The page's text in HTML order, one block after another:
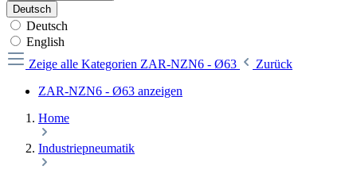
Deutsch
Deutsch
English
Zeige alle Kategorien ZAR-NZN6 - Ø63
Zurück
ZAR-NZN6 - Ø63 anzeigen
Home
Industriepneumatik